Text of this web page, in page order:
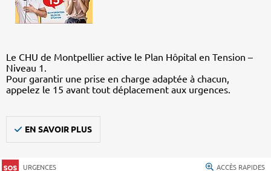
Le CHU de Montpellier active le Plan Hôpital en Tension –
Niveau 1.
Pour garantir une prise en charge adaptée à chacun,
appelez le 15 avant tout déplacement aux urgences.
EN SAVOIR PLUS
URGENCES ACCÈS RAPIDES